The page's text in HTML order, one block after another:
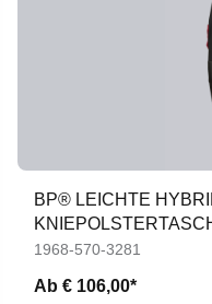
BP® LEICHTE
1968-570-3281
Ab € 106,00*